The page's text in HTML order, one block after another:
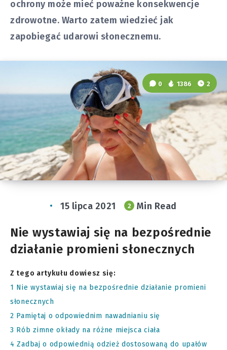
ochrony może mieć poważne konsekwencje
zdrowotne. Warto zatem wiedzieć jak
zapobiegać udarowi słonecznemu.
0 1386 2
15 lipca 2021 2 Min Read
Nie wystawiaj się na bezpośrednie
działanie promieni słonecznych
Z tego artykułu dowiesz się:
1 Nie wystawiaj się na bezpośrednie działanie promieni
słonecznych
2 Pamiętaj o odpowiednim nawadnianiu się
3 Rób zimne okłady na różne miejsca ciała
4 Zadbaj o odpowiednią odzież dostosowaną do upałów